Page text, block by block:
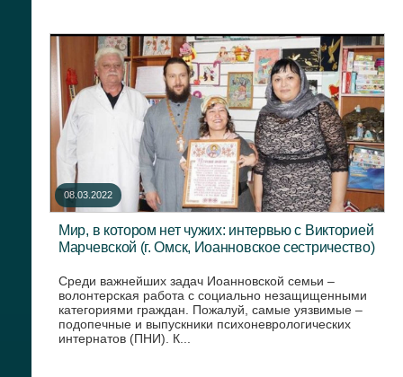
08.03.2022
Мир, в котором нет чужих: интервью с Викторией
Марчевской (г. Омск, Иоанновское сестричество)
Среди важнейших задач Иоанновской семьи –
волонтерская работа с социально незащищенными
категориями граждан. Пожалуй, самые уязвимые –
подопечные и выпускники психоневрологических
интернатов (ПНИ). К...